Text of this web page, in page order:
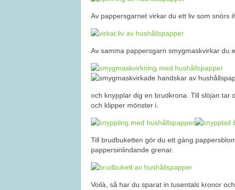
Av pappersgarnet virkar du ett liv som snörs
Av samma pappersgarn smygmaskvirkar du
och knypplar dig en brudkrona. Till slöjan tar
och klipper mönster i.
Till brudbuketten gör du ett gäng
pappersinlindande grenar.
Voilà, så har du sparat in tusentals kronor